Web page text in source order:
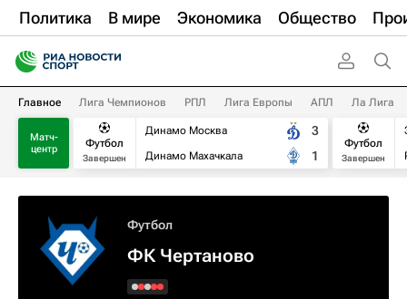
Политика В мире Экономика Общество
Главное Лига Чемпионов РПЛ Лига Европы АПЛ Ла Лига
Матч-
центр
Футбол
Завершен
Динамо Москва
Динамо Махачкала
3
1
Футбол
Завершен
Футбол
ФК Чертаново